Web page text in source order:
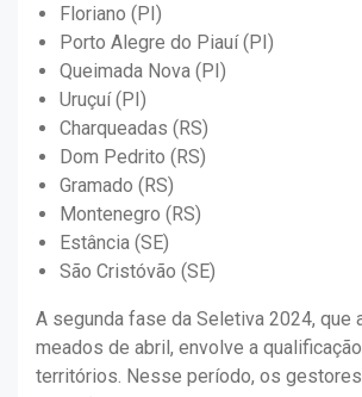
Floriano (PI)
Porto Alegre do Piauí (PI)
Queimada Nova (PI)
Uruçuí (PI)
Charqueadas (RS)
Dom Pedrito (RS)
Gramado (RS)
Montenegro (RS)
Estância (SE)
São Cristóvão (SE)
A segunda fase da Seletiva 2024, que
meados de abril, envolve a
territórios. Nesse período, os